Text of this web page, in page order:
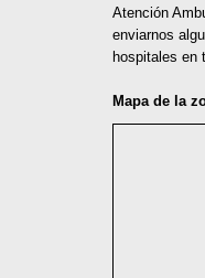
Atención
enviarnos
hospitales en
Mapa de la